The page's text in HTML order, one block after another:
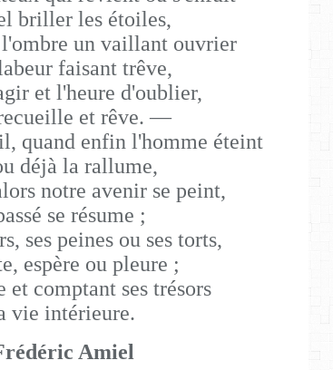
briller les étoiles,
un vaillant ouvrier
faisant trêve,
et l'heure d'oublier,
et rêve. —
quand enfin l'homme éteint
déjà la rallume,
notre avenir se peint,
se résume ;
ses peines ou ses torts,
espère ou pleure ;
et comptant ses trésors
vie intérieure.
Amiel